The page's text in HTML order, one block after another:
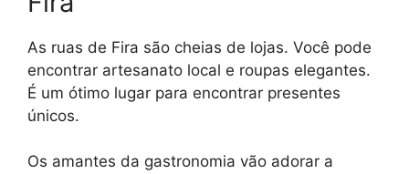
As ruas de Fira são cheias de lojas. Você pode
encontrar artesanato local e roupas elegantes.
É um ótimo lugar para encontrar presentes
únicos.
Os amantes da gastronomia vão adorar a